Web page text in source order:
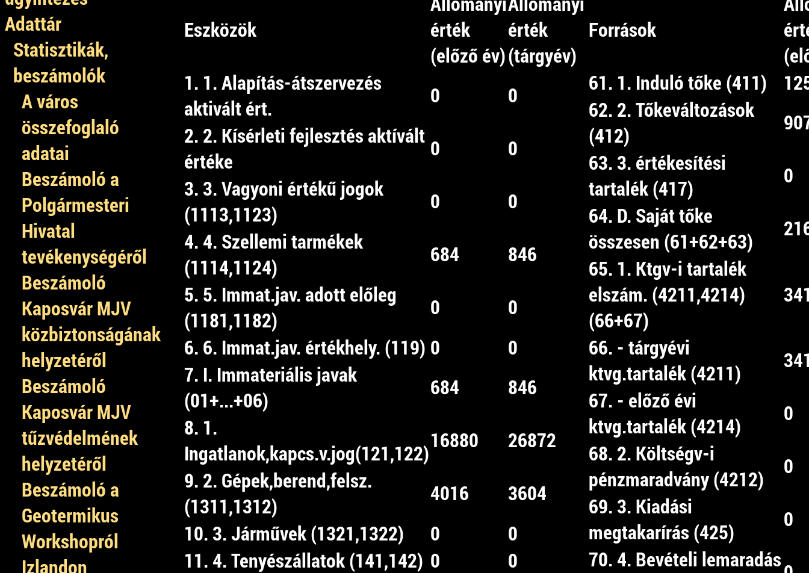
Adattár
Statisztikák,
beszámolók
A város
összefoglaló
adatai
Beszámoló a
Polgármesteri
Hivatal
tevékenységéről
Beszámoló
Kaposvár MJV
közbiztonságának
helyzetéről
Beszámoló
Kaposvár MJV
tűzvédelmének
helyzetéről
Beszámoló a
Geotermikus
Workshopról
Izlandon
Eszközök
érték
(előző év)
érték
(tárgyév)
1. 1. Alapítás-átszervezés
aktivált ért.
0
0
2. 2. Kísérleti fejlesztés aktívált
értéke
0
0
3. 3. Vagyoni értékű jogok
(1113,1123)
0
0
4. 4. Szellemi tarmékek
(1114,1124)
684
846
5. 5. Immat.jav. adott előleg
(1181,1182)
0
0
6. 6. Immat.jav. értékhely. (119) 0
0
7. I. Immateriális javak
(01+...+06)
684
846
8. 1.
Ingatlanok,kapcs.v.jog(121,122)
16880
26872
9. 2. Gépek,berend,felsz.
(1311,1312)
4016
3604
10. 3. Járművek (1321,1322)
0
0
11. 4. Tenyészállatok (141,142) 0
0
Források
61. 1. Induló tőke (411)
62. 2. Tőkeváltozások
(412)
63. 3. értékesítési
tartalék (417)
0
64. D. Saját tőke
összesen (61+62+63)
65. 1. Ktgv-i tartalék
elszám. (4211,4214)
(66+67)
66. - tárgyévi
ktvg.tartalék (4211)
67. - előző évi
ktvg.tartalék (4214)
0
68. 2. Költségv-i
pénzmaradvány (4212)
0
69. 3. Kiadási
megtakarírás (425)
0
70. 4. Bevételi lemaradás